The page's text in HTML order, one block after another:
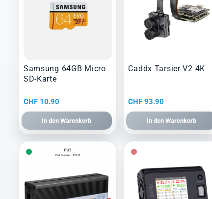
Samsung 64GB Micro
SD-Karte
CHF10.90
In den Warenkorb
Caddx Tarsier V2 4K
CHF 93.90
In den Warenkorb